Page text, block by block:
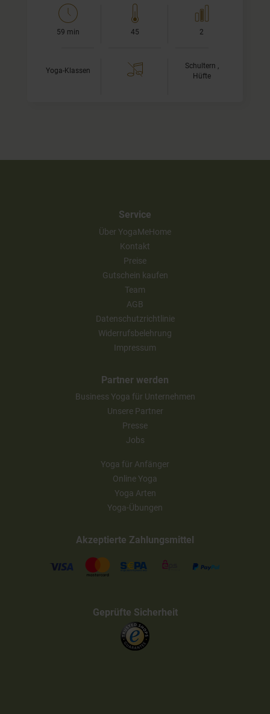
59 min 45 2
Yoga-Klassen
Schultern ,
Hüfte
Service
Über YogaMeHome
Kontakt
Preise
Gutschein kaufen
Team
AGB
Datenschutzrichtlinie
Widerrufsbelehrung
Impressum
Partner werden
Business Yoga für Unternehmen
Unsere Partner
Presse
Jobs
Yoga für Anfänger
Online Yoga
Yoga Arten
Yoga-Übungen
Akzeptierte Zahlungsmittel
Geprüfte Sicherheit